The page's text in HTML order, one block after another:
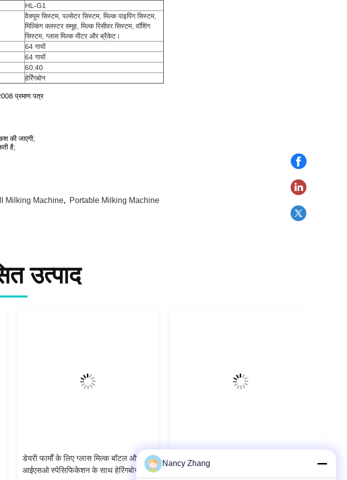
HL-G1
वैक्यूम सिस्टम, पल्सेटर सिस्टम, मिल्क पाइपिंग सिस्टम,
मिल्किंग क्लस्टर समूह, मिल्क रिसीवर सिस्टम, वॉशिंग
सिस्टम, ग्लास मिल्क मीटर और ब्रैकेट।
64 गायों
64 गायों
60:40
हेर्रिंगबोन
प्रमाण पत्र
की जाएगी;
है;
Milking Machine, Portable Milking Machine
उत्पाद
डेयरी फार्मों के लिए ग्लास मिल्क बॉटल और
आईएसओ स्पेसिफिकेशन के साथ हेरिंगबोन
दुग्ध फार्मों के लिए दूध प्रवाह मीटर के साथ
आईएसओ प्रमाणित हेरिंगबोन मिल्किंग सैलून
Nancy Zhang